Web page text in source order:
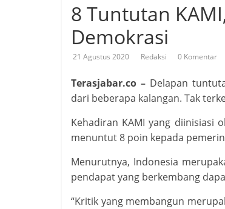
8 Tuntutan
Demokrasi
21 Agustus 2020 Redaksi 0 Komentar
Terasjabar.co – Delapan
dari beberapa kalangan. Tak
Kehadiran KAMI yang diinisiasi
menuntut 8 poin kepada
Menurutnya, Indonesia
pendapat yang berkembang
“Kritik yang membangun